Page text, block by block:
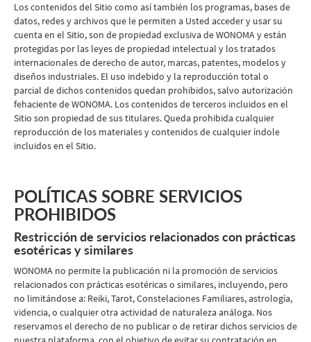
Los contenidos del Sitio como así también los programas, bases de
datos, redes y archivos que le permiten a Usted acceder y usar su
cuenta en el Sitio, son de propiedad exclusiva de WONOMA y están
protegidas por las leyes de propiedad intelectual y los tratados
internacionales de derecho de autor, marcas, patentes, modelos y
diseños industriales. El uso indebido y la reproducción total o
parcial de dichos contenidos quedan prohibidos, salvo autorización
fehaciente de WONOMA. Los contenidos de terceros incluidos en el
Sitio son propiedad de sus titulares. Queda prohibida cualquier
reproducción de los materiales y contenidos de cualquier índole
incluidos en el Sitio.
POLÍTICAS SOBRE SERVICIOS
PROHIBIDOS
Restricción de servicios relacionados con prácticas
esotéricas y similares
WONOMA no permite la publicación ni la promoción de servicios
relacionados con prácticas esotéricas o similares, incluyendo, pero
no limitándose a: Reiki, Tarot, Constelaciones Familiares, astrología,
videncia, o cualquier otra actividad de naturaleza análoga. Nos
reservamos el derecho de no publicar o de retirar dichos servicios de